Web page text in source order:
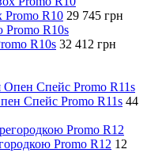
Promo R10 29 745 грн
R10s 32 412 грн
Спейс Promo R11s 44
Promo R12 12